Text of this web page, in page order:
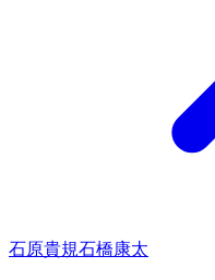
石原貴規石橋康太